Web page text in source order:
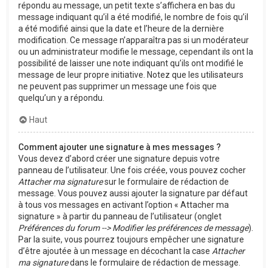
répondu au message, un petit texte s’affichera en bas du
message indiquant qu’il a été modifié, le nombre de fois qu’il
a été modifié ainsi que la date et l’heure de la dernière
modification. Ce message n’apparaîtra pas si un modérateur
ou un administrateur modifie le message, cependant ils ont la
possibilité de laisser une note indiquant qu’ils ont modifié le
message de leur propre initiative. Notez que les utilisateurs
ne peuvent pas supprimer un message une fois que
quelqu’un y a répondu.
Haut
Comment ajouter une signature à mes messages ?
Vous devez d’abord créer une signature depuis votre
panneau de l’utilisateur. Une fois créée, vous pouvez cocher
Attacher ma signaturesur le formulaire de rédaction de
message. Vous pouvez aussi ajouter la signature par défaut
à tous vos messages en activant l’option « Attacher ma
signature » à partir du panneau de l’utilisateur (onglet
Préférences du forum --> Modifier les préférences de message).
Par la suite, vous pourrez toujours empêcher une signature
d’être ajoutée à un message en décochant la case Attacher
ma signaturedans le formulaire de rédaction de message.